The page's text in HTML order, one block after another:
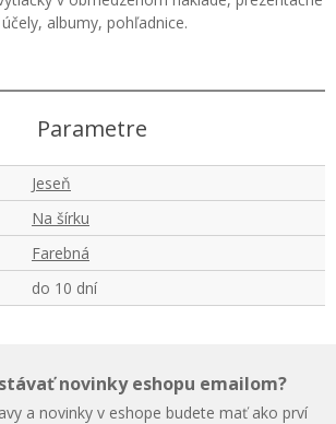
albumy, pohľadnice.
Parametre
Jeseň
Na šírku
Farebná
do 10 dní
novinky eshopu emailom?
a novinky v eshope budete mať ako prví